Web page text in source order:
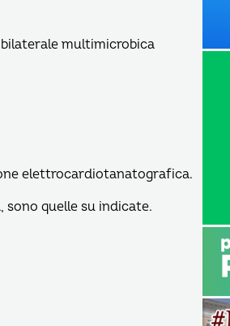
multimicrobica
elettrocardiotanatografica.
sono quelle su indicate.